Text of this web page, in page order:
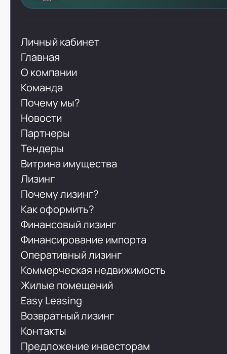
Личный кабинет
Главная
О компании
Команда
Почему мы?
Новости
Партнеры
Тендеры
Витрина имущества
Лизинг
Почему лизинг?
Как оформить?
Финансовый лизинг
Финансирование импорта
Оперативный лизинг
Коммерческая недвижимость
Жилые помещений
Easy Leasing
Возвратный лизинг
Контакты
Предложение инвесторам